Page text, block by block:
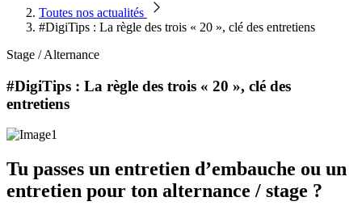
Toutes nos actualités
#DigiTips : La règle des trois « 20 », clé des entretiens
Stage / Alternance
#DigiTips : La règle des trois « 20 », clé des
entretiens
Tu passes un entretien d’embauche ou un
entretien pour ton alternance / stage ?